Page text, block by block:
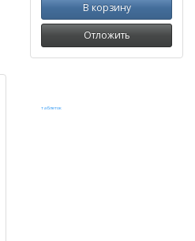
В корзину
Отложить